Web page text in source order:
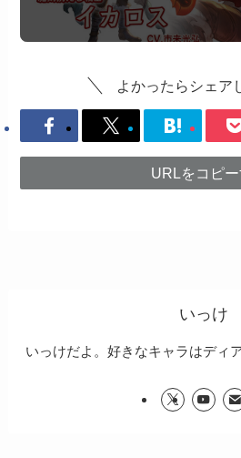
よかったらシェア
URLをコピー
いっけ
いっけだよ。好きなキャラはディア